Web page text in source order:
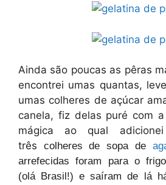
Ainda são poucas as pêras
encontrei umas quantas,
umas colheres de açúcar
canela, fiz delas puré com
mágica ao qual
três colheres de sopa de
arrefecidas foram para o
(olá Brasil!) e saíram de lá